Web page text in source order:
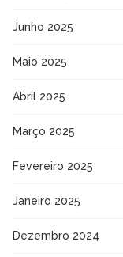
Junho 2025
Maio 2025
Abril 2025
Março 2025
Fevereiro 2025
Janeiro 2025
Dezembro 2024